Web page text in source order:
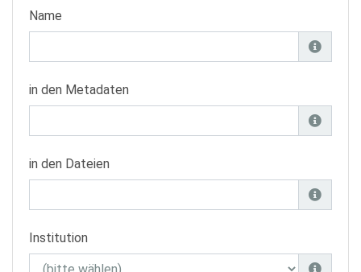
Name
in den Metadaten
in den Dateien
Institution